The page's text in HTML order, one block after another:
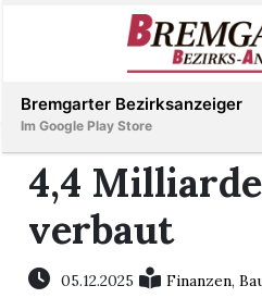
Immobilien
Veranstaltungen
Inserieren
4,4
verbaut
05.12.2025 Finanzen,
Bremgarter Bezirksanzeiger
Im Google Play Store